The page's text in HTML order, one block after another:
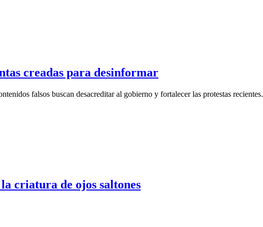
creadas para desinformar
falsos buscan desacreditar al gobierno y fortalecer las protestas recientes.
criatura de ojos saltones